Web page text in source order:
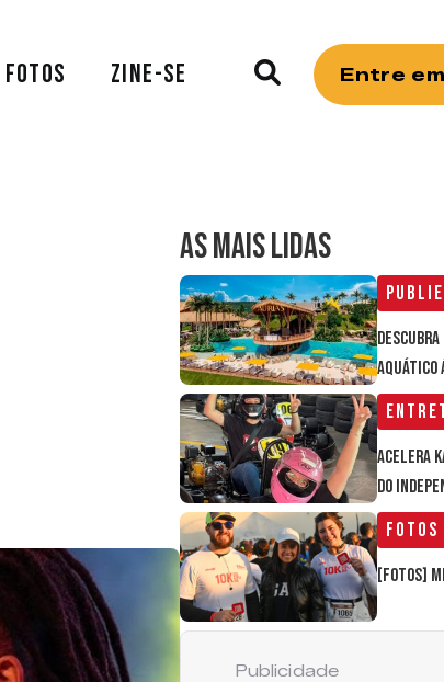
FOTOS ZINE-SE Entre
AS MAIS LIDAS
aquático
Acelera
do
Fotos
[FOTOS]
Publicidade